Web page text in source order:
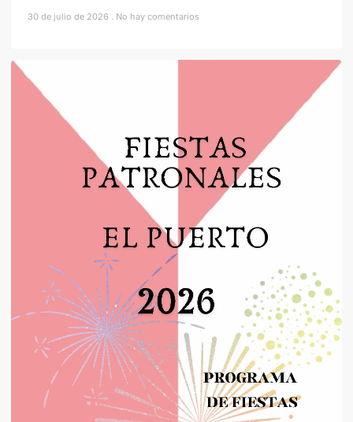
30 de julio de 2026 No hay comentarios